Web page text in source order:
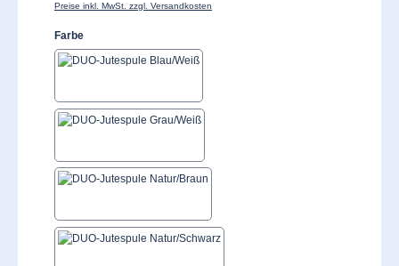
Preise inkl. MwSt. zzgl. Versandkosten
Farbeauswählen